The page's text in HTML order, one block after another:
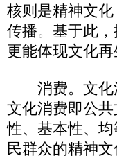
核则是精神文
传播。基于此
更能体现文化再
消费。文化
文化消费即公
性、基本性、
民群众的精神